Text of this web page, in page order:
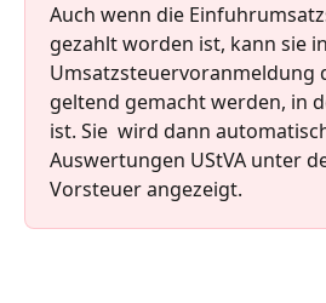
Auch wenn die
gezahlt worden ist, kann sie
Umsatzsteuervoranmeldung
geltend gemacht werden, in
ist. Sie  wird dann
Auswertungen UStVA unter
Vorsteuer angezeigt.